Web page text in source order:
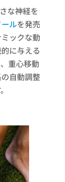
な神経を
ルを発売
ックな動
に与える
重心移動
自動調整